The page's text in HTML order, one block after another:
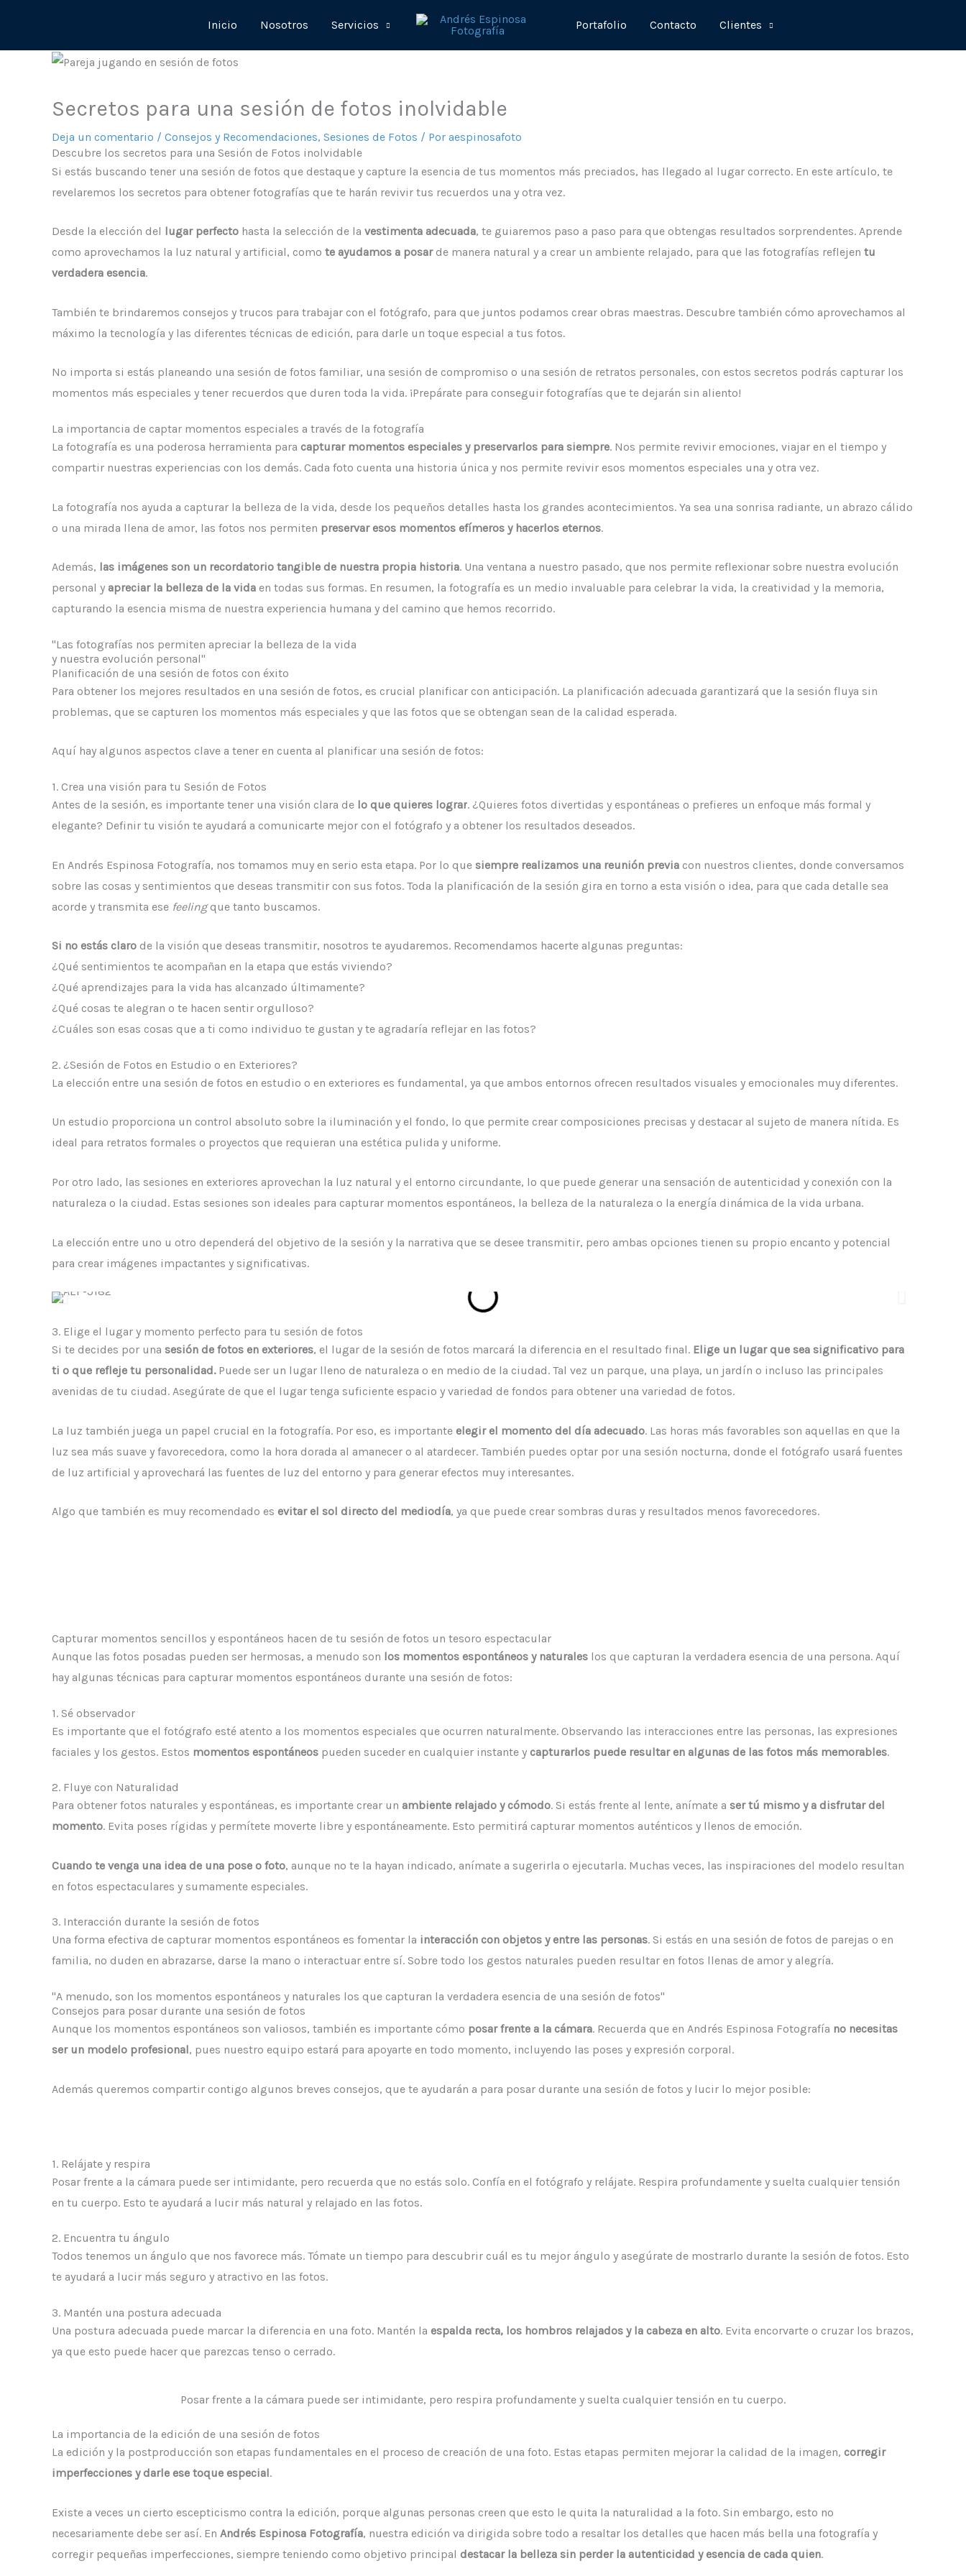
contenido
Inicio Nosotros Servicios Portafolio Contacto Clientes
Secretos para una sesión de fotos inolvidable
Deja un comentario / Consejos y Recomendaciones, Sesiones de Fotos / Por aespinosafoto
Descubre los secretos para una Sesión de Fotos inolvidable
Si estás buscando tener una sesión de fotos que destaque y capture la esencia de tus momentos más preciados, has llegado al lugar correcto. En este artículo, te
revelaremos los secretos para obtener fotografías que te harán revivir tus recuerdos una y otra vez.
Desde la elección del lugar perfecto hasta la selección de la vestimenta adecuada, te guiaremos paso a paso para que obtengas resultados sorprendentes. Aprende
como aprovechamos la luz natural y artificial, como te ayudamos a posarde manera natural y a crear un ambiente relajado, para que las fotografías reflejen tu
verdadera esencia.
También te brindaremos consejos y trucos para trabajar con el fotógrafo, para que juntos podamos crear obras maestras. Descubre también cómo aprovechamos al
máximo la tecnología y las diferentes técnicas de edición, para darle un toque especial a tus fotos.
No importa si estás planeando una sesión de fotos familiar, una sesión de compromiso o una sesión de retratos personales, con estos secretos podrás capturar los
momentos más especiales y tener recuerdos que duren toda la vida. ¡Prepárate para conseguir fotografías que te dejarán sin aliento!
La importancia de captar momentos especiales a través de la fotografía
La fotografía es una poderosa herramienta para capturar momentos especiales y preservarlos para siempre. Nos permite revivir emociones, viajar en el tiempo y
compartir nuestras experiencias con los demás. Cada foto cuenta una historia única y nos permite revivir esos momentos especiales una y otra vez.
La fotografía nos ayuda a capturar la belleza de la vida, desde los pequeños detalles hasta los grandes acontecimientos. Ya sea una sonrisa radiante, un abrazo cálido
o una mirada llena de amor, las fotos nos permiten preservar esos momentos efímeros y hacerlos eternos.
Además, las imágenes son un recordatorio tangible de nuestra propia historia. Una ventana a nuestro pasado, que nos permite reflexionar sobre nuestra evolución
personal y apreciar la belleza de la vida en todas sus formas. En resumen, la fotografía es un medio invaluable para celebrar la vida, la creatividad y la memoria,
capturando la esencia misma de nuestra experiencia humana y del camino que hemos recorrido.
"Las fotografías nos permiten apreciar la belleza de la vida
y nuestra evolución personal"
Planificación de una sesión de fotos con éxito
Para obtener los mejores resultados en una sesión de fotos, es crucial planificar con anticipación. La planificación adecuada garantizará que la sesión fluya sin
problemas, que se capturen los momentos más especiales y que las fotos que se obtengan sean de la calidad esperada.
Aquí hay algunos aspectos clave a tener en cuenta al planificar una sesión de fotos:
1. Crea una visión para tu Sesión de Fotos
Antes de la sesión, es importante tener una visión clara de lo que quieres lograr. ¿Quieres fotos divertidas y espontáneas o prefieres un enfoque más formal y
elegante? Definir tu visión te ayudará a comunicarte mejor con el fotógrafo y a obtener los resultados deseados.
En Andrés Espinosa Fotografía, nos tomamos muy en serio esta etapa. Por lo que siempre realizamos una reunión previa con nuestros clientes, donde conversamos
sobre las cosas y sentimientos que deseas transmitir con sus fotos. Toda la planificación de la sesión gira en torno a esta visión o idea, para que cada detalle sea
acorde y transmita ese feelingque tanto buscamos.
Si no estás claro de la visión que deseas transmitir, nosotros te ayudaremos. Recomendamos hacerte algunas preguntas:
¿Qué sentimientos te acompañan en la etapa que estás viviendo?
¿Qué aprendizajes para la vida has alcanzado últimamente?
¿Qué cosas te alegran o te hacen sentir orgulloso?
¿Cuáles son esas cosas que a ti como individuo te gustan y te agradaría reflejar en las fotos?
2. ¿Sesión de Fotos en Estudio o en Exteriores?
La elección entre una sesión de fotos en estudio o en exteriores es fundamental, ya que ambos entornos ofrecen resultados visuales y emocionales muy diferentes.
Un estudio proporciona un control absoluto sobre la iluminación y el fondo, lo que permite crear composiciones precisas y destacar al sujeto de manera nítida. Es
ideal para retratos formales o proyectos que requieran una estética pulida y uniforme.
Por otro lado, las sesiones en exteriores aprovechan la luz natural y el entorno circundante, lo que puede generar una sensación de autenticidad y conexión con la
naturaleza o la ciudad. Estas sesiones son ideales para capturar momentos espontáneos, la belleza de la naturaleza o la energía dinámica de la vida urbana.
La elección entre uno u otro dependerá del objetivo de la sesión y la narrativa que se desee transmitir, pero ambas opciones tienen su propio encanto y potencial
para crear imágenes impactantes y significativas.
3. Elige el lugar y momento perfecto para tu sesión de fotos
Si te decides por una sesión de fotos en exteriores, el lugar de la sesión de fotos marcará la diferencia en el resultado final. Elige un lugar que sea significativo para
ti o que refleje tu personalidad. Puede ser un lugar lleno de naturaleza o en medio de la ciudad. Tal vez un parque, una playa, un jardín o incluso las principales
avenidas de tu ciudad. Asegúrate de que el lugar tenga suficiente espacio y variedad de fondos para obtener una variedad de fotos.
La luz también juega un papel crucial en la fotografía. Por eso, es importante elegir el momento del día adecuado. Las horas más favorables son aquellas en que la
luz sea más suave y favorecedora, como la hora dorada al amanecer o al atardecer. También puedes optar por una sesión nocturna, donde el fotógrafo usará fuentes
de luz artificial y aprovechará las fuentes de luz del entorno y para generar efectos muy interesantes.
Algo que también es muy recomendado es evitar el sol directo del mediodía, ya que puede crear sombras duras y resultados menos favorecedores.
Capturar momentos sencillos y espontáneos hacen de tu sesión de fotos un tesoro espectacular
Aunque las fotos posadas pueden ser hermosas, a menudo son los momentos espontáneos y naturales los que capturan la verdadera esencia de una persona. Aquí
hay algunas técnicas para capturar momentos espontáneos durante una sesión de fotos:
1. Sé observador
Es importante que el fotógrafo esté atento a los momentos especiales que ocurren naturalmente. Observando las interacciones entre las personas, las expresiones
faciales y los gestos. Estos momentos espontáneos pueden suceder en cualquier instante y capturarlos puede resultar en algunas de las fotos más memorables.
2. Fluye con Naturalidad
Para obtener fotos naturales y espontáneas, es importante crear un ambiente relajado y cómodo. Si estás frente al lente, anímate a ser tú mismo y a disfrutar del
momento. Evita poses rígidas y permítete moverte libre y espontáneamente. Esto permitirá capturar momentos auténticos y llenos de emoción.
Cuando te venga una idea de una pose o foto, aunque no te la hayan indicado, anímate a sugerirla o ejecutarla. Muchas veces, las inspiraciones del modelo resultan
en fotos espectaculares y sumamente especiales.
3. Interacción durante la sesión de fotos
Una forma efectiva de capturar momentos espontáneos es fomentar la interacción con objetos y entre las personas. Si estás en una sesión de fotos de parejas o en
familia, no duden en abrazarse, darse la mano o interactuar entre sí. Sobre todo los gestos naturales pueden resultar en fotos llenas de amor y alegría.
"A menudo, son los momentos espontáneos y naturales los que capturan la verdadera esencia de una sesión de fotos"
Consejos para posar durante una sesión de fotos
Aunque los momentos espontáneos son valiosos, también es importante cómo posar frente a la cámara. Recuerda que en Andrés Espinosa Fotografía no necesitas
ser un modelo profesional, pues nuestro equipo estará para apoyarte en todo momento, incluyendo las poses y expresión corporal.
Además queremos compartir contigo algunos breves consejos, que te ayudarán a para posar durante una sesión de fotos y lucir lo mejor posible:
1. Relájate y respira
Posar frente a la cámara puede ser intimidante, pero recuerda que no estás solo. Confía en el fotógrafo y relájate. Respira profundamente y suelta cualquier tensión
en tu cuerpo. Esto te ayudará a lucir más natural y relajado en las fotos.
2. Encuentra tu ángulo
Todos tenemos un ángulo que nos favorece más. Tómate un tiempo para descubrir cuál es tu mejor ángulo y asegúrate de mostrarlo durante la sesión de fotos. Esto
te ayudará a lucir más seguro y atractivo en las fotos.
3. Mantén una postura adecuada
Una postura adecuada puede marcar la diferencia en una foto. Mantén la espalda recta, los hombros relajados y la cabeza en alto. Evita encorvarte o cruzar los brazos,
ya que esto puede hacer que parezcas tenso o cerrado.
Posar frente a la cámara puede ser intimidante, pero respira profundamente y suelta cualquier tensión en tu cuerpo.
La importancia de la edición de una sesión de fotos
La edición y la postproducción son etapas fundamentales en el proceso de creación de una foto. Estas etapas permiten mejorar la calidad de la imagen, corregir
imperfecciones y darle ese toque especial.
Existe a veces un cierto escepticismo contra la edición, porque algunas personas creen que esto le quita la naturalidad a la foto. Sin embargo, esto no
necesariamente debe ser así. En Andrés Espinosa Fotografía, nuestra edición va dirigida sobre todo a resaltar los detalles que hacen más bella una fotografía y
corregir pequeñas imperfecciones, siempre teniendo como objetivo principal destacar la belleza sin perder la autenticidad y esencia de cada quien.